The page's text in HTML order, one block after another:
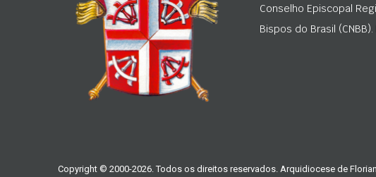
Conselho Episcopal
Bispos do Brasil (CNBB).
Copyright © 2000-2026. Todos os direitos reservados. Arquidiocese de